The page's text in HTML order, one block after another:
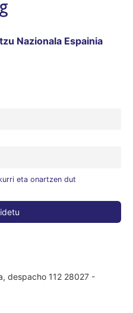
Nazionala Espainia
eta onartzen dut
despacho 112 28027 -